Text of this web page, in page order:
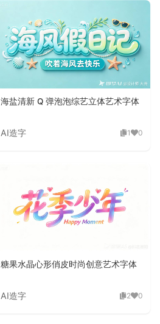
海盐清新 Q 弹泡泡综艺立体艺术字体
AI造字 1 0
糖果水晶心形俏皮时尚创意艺术字体
AI造字 2 0